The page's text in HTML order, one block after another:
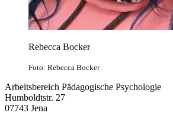
Rebecca Bocker
Foto: Rebecca Bocker
Arbeitsbereich Pädagogische Psychologie
Humboldtstr. 27
07743 Jena